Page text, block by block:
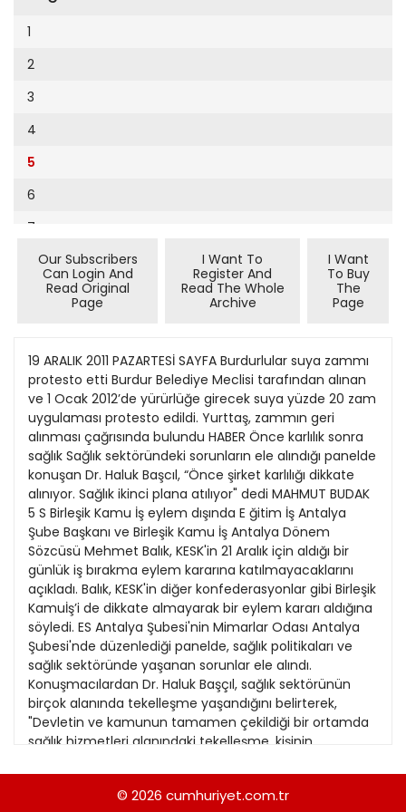
Cumhuriyet Sağlıklı Beslenme
Cumhuriyet Sokak
Cumhuriyet Spor
Cumhuriyet Strateji
Cumhuriyet Tarım
Cumhuriyet Yılbaşı
Çerçeve Eki
Dergi Eki
Ekonomi Eki
Evleniyoruz
Güney Dogu
Kitap Eki
Özel Ekler
Özel Okullar
Sevgililer Günü
Siyaset Eki
Sürdürülebilir yaşam
Turizm Eki
Yerel Yönetimler
9
10
11
12
13
14
15
16
19
20
21
22
23
24
25
26
27
28
29
30
31
1
2
3
4
5
6
7
Our Subscribers
Can Login And
Read Original
Page
I Want To
Register And
Read The Whole
Archive
I Want
To Buy
The
Page
19 ARALIK 2011 PAZARTESİ SAYFA Burdurlular suya zammı
protesto etti Burdur Belediye Meclisi tarafından alınan
ve 1 Ocak 2012’de yürürlüğe girecek suya yüzde 20 zam
uygulaması protesto edildi. Yurttaş, zammın geri
alınması çağrısında bulundu HABER Önce karlılık sonra
sağlık Sağlık sektöründeki sorunların ele alındığı panelde
konuşan Dr. Haluk Başcıl, “Önce şirket karlılığı dikkate
alınıyor. Sağlık ikinci plana atılıyor" dedi MAHMUT BUDAK
5 S Birleşik Kamu İş eylem dışında E ğitim İş Antalya
Şube Başkanı ve Birleşik Kamu İş Antalya Dönem
Sözcüsü Mehmet Balık, KESK'in 21 Aralık için aldığı bir
günlük iş bırakma eylem kararına katılmayacaklarını
açıkladı. Balık, KESK'in diğer konfederasyonlar gibi Birleşik
Kamuİş’i de dikkate almayarak bir eylem kararı aldığına
söyledi. ES Antalya Şubesi'nin Mimarlar Odası Antalya
Şubesi'nde düzenlediği panelde, sağlık politikaları ve
sağlık sektöründe yaşanan sorunlar ele alındı.
Konuşmacılardan Dr. Haluk Başçıl, sağlık sektörünün
birçok alanında tekelleşme yaşandığını belirterek,
"Devletin ve kamunun tamamen çekildiği bir ortamda
sağlık hizmetleri alanındaki tekelleşme, kişinin
anlayışını getirmeye başladı" dedi. TTB Merkez Konseyi
Üyesi Dr. Osman Öztürk ise "12 Kasım'da geniş bir
© 2026 cumhuriyet.com.tr